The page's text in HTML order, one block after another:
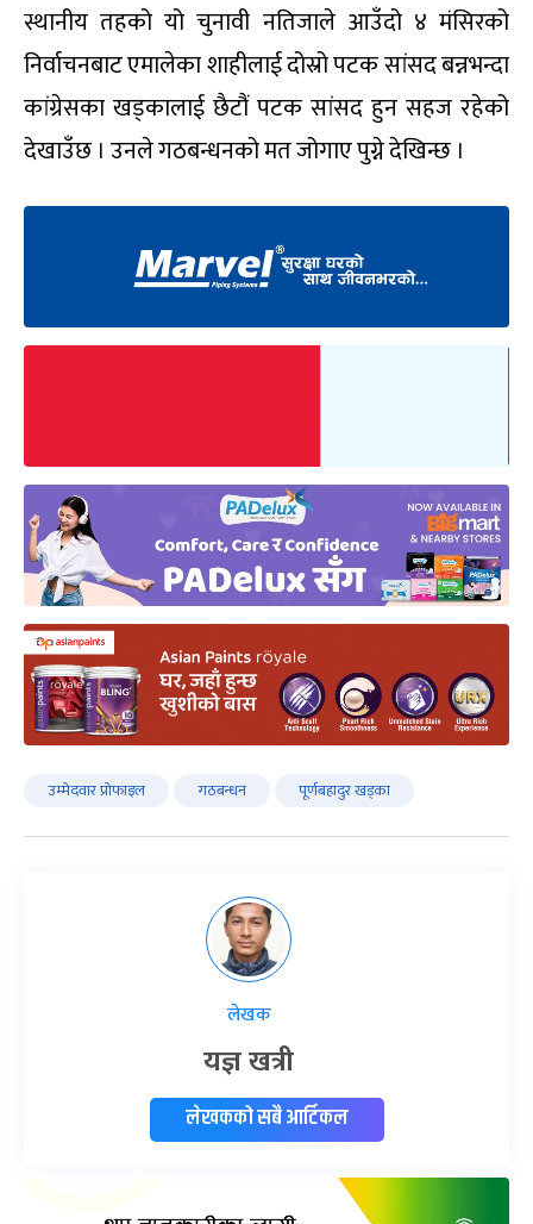
स्थानीय तहको यो चुनावी नतिजाले आउँदो ४ मंसिरको
निर्वाचनबाट एमालेका शाहीलाई दोस्रो पटक सांसद बन्नभन्दा
कांग्रेसका खड्कालाई छैटौं पटक सांसद हुन सहज रहेको
देखाउँछ । उनले गठबन्धनको मत जोगाए पुग्ने देखिन्छ ।
उम्मेदवार प्रोफाइल गठबन्धन पूर्णबहादुर खड्का
लेखक
यज्ञ खत्री
लेखकको सबै आर्टिकल